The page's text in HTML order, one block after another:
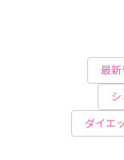
最
シ
ダイエ